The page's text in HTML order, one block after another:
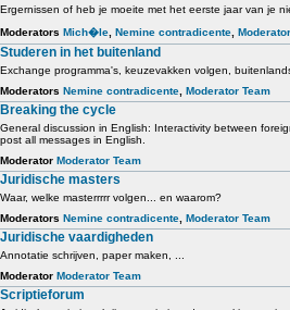
Ergernissen of heb je moeite met het eerste jaar van je
Moderators Mich�le Nemine contradicente
Studeren in het buitenland
Exchange programma's, keuzevakken volgen,
Moderators Nemine contradicente Moderator Team
Breaking the cycle
General discussion in English: Interactivity between
post all messages in English.
Moderator Moderator Team
Juridische masters
Waar, welke masterrrrr volgen... en waarom?
Moderators Nemine contradicente Moderator Team
Juridische vaardigheden
Annotatie schrijven, paper maken, ...
Moderator Moderator Team
Scriptieforum